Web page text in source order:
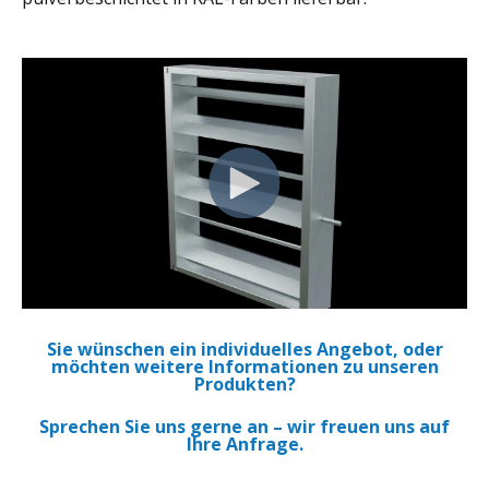
Sie wünschen ein individuelles Angebot, oder
möchten weitere Informationen zu unseren
Produkten?
Sprechen Sie uns gerne an – wir freuen uns auf
Ihre Anfrage.